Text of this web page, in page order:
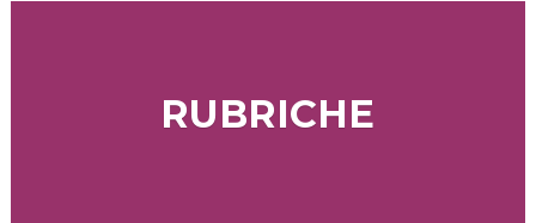
RUBRICHE